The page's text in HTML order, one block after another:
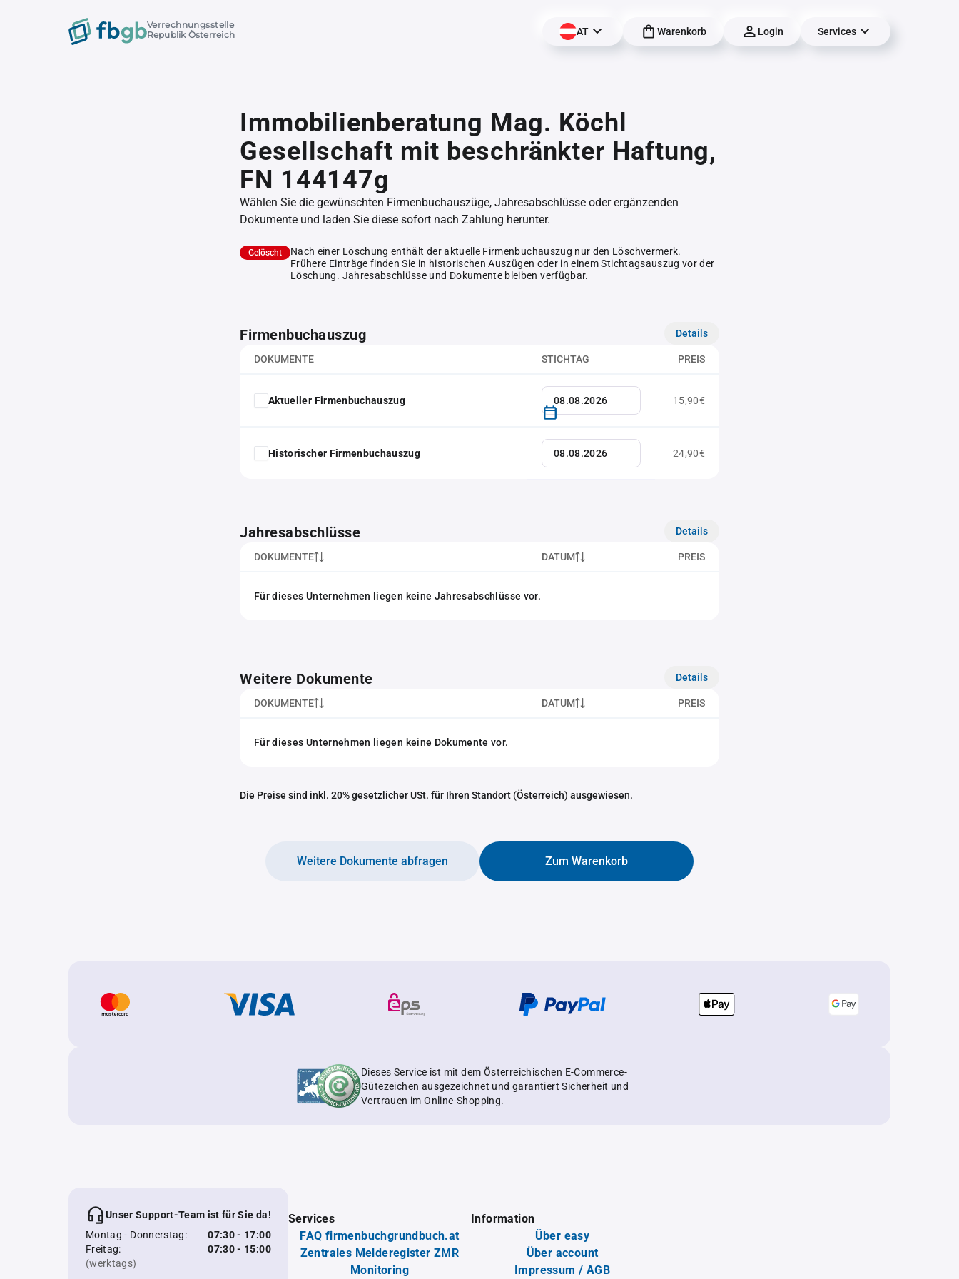
Verrechnungsstelle
Republik Österreich
AT Warenkorb Login Services
Immobilienberatung Mag. Köchl
Gesellschaft mit beschränkter Haftung,
FN 144147g
Wählen Sie die gewünschten Firmenbuchauszüge, Jahresabschlüsse oder ergänzenden
Dokumente und laden Sie diese sofort nach Zahlung herunter.
Gelöscht
Nach einer Löschung enthält der aktuelle Firmenbuchauszug nur den Löschvermerk.
Frühere Einträge finden Sie in historischen Auszügen oder in einem Stichtagsauszug vor der
Löschung. Jahresabschlüsse und Dokumente bleiben verfügbar.
Firmenbuchauszug Details
DOKUMENTE STICHTAG PREIS
Aktueller Firmenbuchauszug 15,90€
Historischer Firmenbuchauszug 24,90€
Jahresabschlüsse Details
DOKUMENTE DATUM PREIS
Für dieses Unternehmen liegen keine Jahresabschlüsse vor.
Weitere Dokumente Details
DOKUMENTE DATUM PREIS
Für dieses Unternehmen liegen keine Dokumente vor.
Die Preise sind inkl. 20% gesetzlicher USt. für Ihren Standort (Österreich) ausgewiesen.
Zum Warenkorb
Weitere Dokumente abfragen
Dieses Service ist mit dem Österreichischen E-Commerce-
Gütezeichen ausgezeichnet und garantiert Sicherheit und
Vertrauen im Online-Shopping.
Unser Support-Team ist für Sie da!
Montag - Donnerstag:
07:30 - 17:00
Freitag:
07:30 - 15:00
(werktags)
Services
FAQ firmenbuchgrundbuch.at
Zentrales Melderegister ZMR
Monitoring
Information
Über easy
Über account
Impressum / AGB